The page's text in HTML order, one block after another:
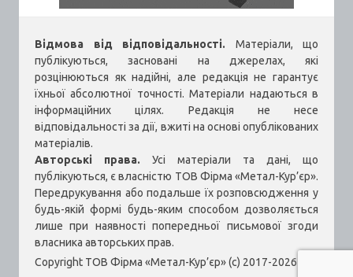
Відмова від відповідальності. Матеріали, що
публікуються, засновані на джерелах, які
розцінюються як надійні, але редакція не гарантує
їхньої абсолютної точності. Матеріали надаються в
інформаційних цілях. Редакція не несе
відповідальності за дії, вжиті на основі опублікованих
матеріалів.
Авторські права. Усі матеріали та дані, що
публікуються, є власністю ТОВ Фірма «Метал-Кур’єр».
Передрукування або подальше їх розповсюдження у
будь-якій формі будь-яким способом дозволяється
лише при наявності попередньої письмової згоди
власника авторських прав.
Copyright ТОВ Фірма «Метал-Кур’єр» (c) 2017-2026